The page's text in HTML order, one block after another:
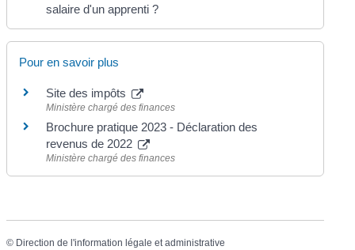
salaire d'un apprenti ?
Pour en savoir plus
Site des impôts
Ministère chargé des finances
Brochure pratique 2023 - Déclaration des
revenus de 2022
Ministère chargé des finances
© Direction de l'information légale et administrative